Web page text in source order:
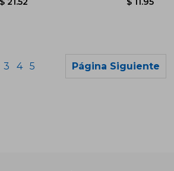
3 4 5 Página Siguiente